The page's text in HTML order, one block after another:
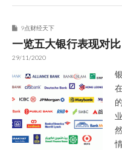
9点财经天下
一览五大银行表现对比
29/11/2020